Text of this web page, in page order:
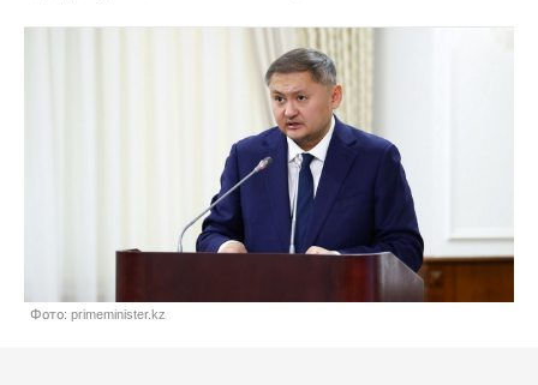
Фото: primeminister.kz